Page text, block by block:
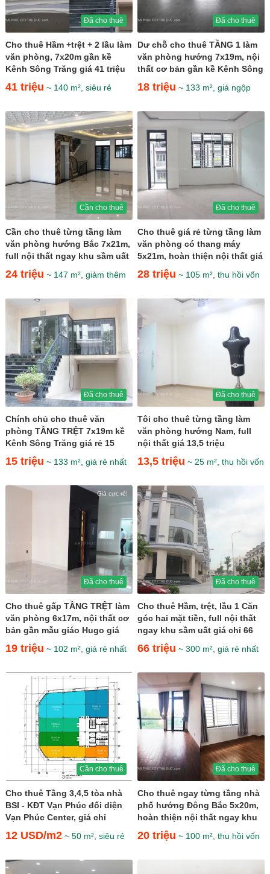
Đã cho thuê
Cho thuê Hầm +trệt + 2 lầu làm
văn phòng, 7x20m gần kề
Kênh Sông Trăng giá 41 triệu
41 triệu ~ 140 m², siêu rẻ
Đã cho thuê
Dư chỗ cho thuê TẦNG 1 làm
văn phòng hướng 7x19m, nội
thất cơ bản gần kề Kênh Sông
Trăng giá 18 triệu
18 triệu ~ 133 m², giá ngộp
Cần cho thuê
Cần cho thuê từng tầng làm
văn phòng hướng Bắc 7x21m,
full nội thất ngay khu sầm uất
giá 24 triệu
24 triệu ~ 147 m², giảm thêm
Đã cho thuê
Cho thuê giá rẻ từng tầng làm
văn phòng có thang máy
5x21m, hoàn thiện nội thất giá
28 triệu
28 triệu ~ 105 m², thu hồi vốn
Đã cho thuê
Chính chủ cho thuê văn
phòng TẦNG TRỆT 7x19m kề
Kênh Sông Trăng giá rẻ 15
15 triệu ~ 133 m², giá rẻ nhất
Đã cho thuê
Tôi cho thuê từng tầng làm
văn phòng hướng Nam, full
nội thất giá 13,5 triệu
13,5 triệu ~ 25 m², thu hồi vốn
Giá cực rẻ!
Đã cho thuê
Cho thuê gấp TẦNG TRỆT làm
văn phòng 6x17m, nội thất cơ
bản gần mẫu giáo Hugo giá
chỉ 19 triệu
19 triệu ~ 102 m², giá rẻ nhất
Đã cho thuê
Cho thuê Hầm, trệt, lầu 1 Căn
góc hai mặt tiền, full nội thất
ngay khu sầm uất giá chỉ 66
66 triệu ~ 300 m², giá rẻ nhất
Cần cho thuê
Cho thuê Tầng 3,4,5 tòa nhà
BSI - KĐT Vạn Phúc đối diện
Vạn Phúc Center, giá chỉ
12 USD/m2 ~ 50 m², siêu rẻ
Đã cho thuê
Cho thuê ngay từng tầng nhà
phố hướng Đông Bắc 5x20m,
hoàn thiện nội thất ngay khu
sầm uất giá 20...
20 triệu ~ 100 m², thu hồi vốn